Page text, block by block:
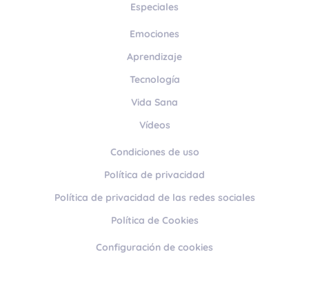
Especiales
Emociones
Aprendizaje
Tecnología
Vida Sana
Vídeos
Condiciones de uso
Política de privacidad
Política de privacidad de las redes sociales
Política de Cookies
Configuración de cookies